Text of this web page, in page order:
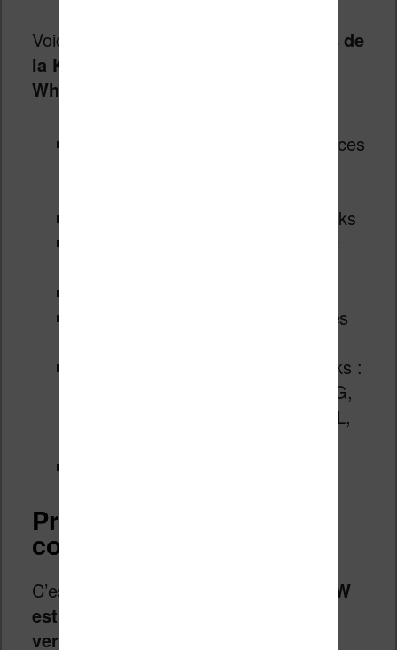
Voici
les caractéristiques techniques de
la Kobo Clara BW (pour Black &
White)
Ecran à encre électronique 6 pouces
16 Go de stockage pour les ebooks
Eclairage ComfortLight Pro (avec
Bluetooth pour la lecture des livres
Compatibilité des formats d’ebooks :
EPUB, EPUB3, PDF, MOBI, JPEG,
GIF, PNG, BMP, TIFF, TXT, HTML,
Prix, disponibilité et
conseil d’achat
C’est bien simple,
cette Kobo Clara BW
est meilleure que la précédente
version et moins chère !